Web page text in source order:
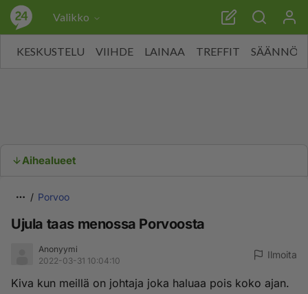
Valikko
KESKUSTELU VIIHDE LAINAA TREFFIT SÄÄNNÖT
Aihealueet
Porvoo
Ujula taas menossa Porvoosta
Anonyymi
2022-03-31 10:04:10
Ilmoita
Kiva kun meillä on johtaja joka haluaa pois koko ajan.